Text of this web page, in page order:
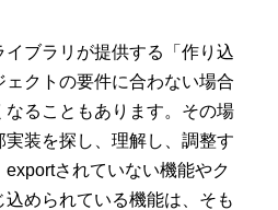
ブラリが提供する「作り込
ェクトの要件に合わない場合
なることもあります。その場
装を探し、理解し、調整す
されていない機能やク
込められている機能は、そも